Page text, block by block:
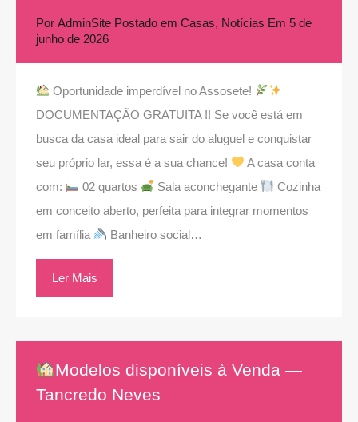
Por AdminSite Postado em Casas, Notícias Em 5 de
junho de 2026
Oportunidade imperdível no Assosete!
DOCUMENTAÇÃO GRATUITA !! Se você está em
busca da casa ideal para sair do aluguel e conquistar
seu próprio lar, essa é a sua chance!
A casa conta
com:
02 quartos Sala aconchegante
Cozinha
em conceito aberto, perfeita para integrar momentos
em família
Banheiro social…
Ler Mais
Modelos disponíveis à Venda —
Tancredo Neves